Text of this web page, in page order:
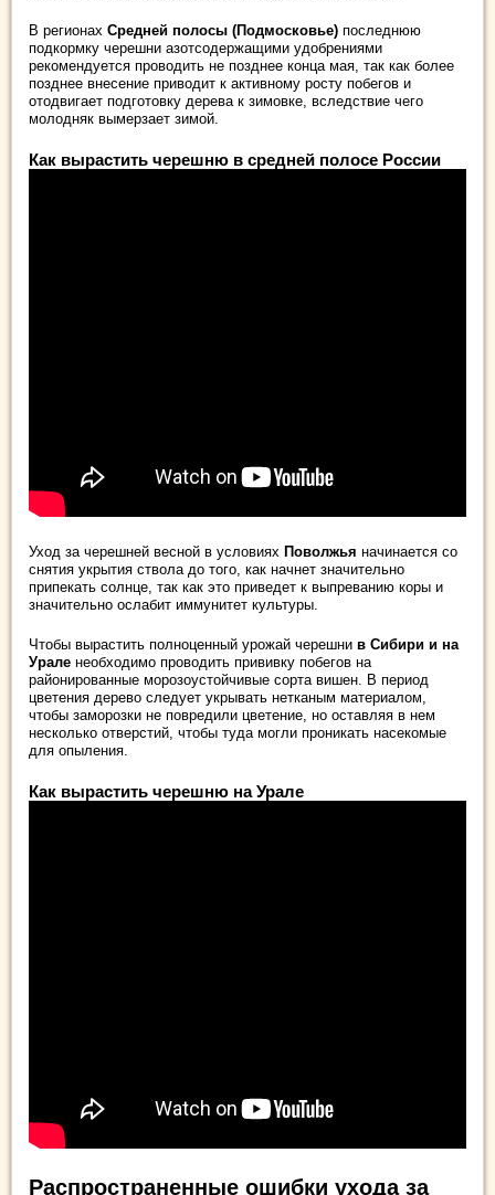
В регионах Средней полосы (Подмосковье) последнюю
подкормку черешни азотсодержащими удобрениями
рекомендуется проводить не позднее конца мая, так как более
позднее внесение приводит к активному росту побегов и
отодвигает подготовку дерева к зимовке, вследствие чего
молодняк вымерзает зимой.
Как вырастить черешню в средней полосе России
Уход за черешней весной в условиях Поволжья начинается со
снятия укрытия ствола до того, как начнет значительно
припекать солнце, так как это приведет к выпреванию коры и
значительно ослабит иммунитет культуры.
Чтобы вырастить полноценный урожай черешни в Сибири и на
Урале необходимо проводить прививку побегов на
районированные морозоустойчивые сорта вишен. В период
цветения дерево следует укрывать нетканым материалом,
чтобы заморозки не повредили цветение, но оставляя в нем
несколько отверстий, чтобы туда могли проникать насекомые
для опыления.
Как вырастить черешню на Урале
Распространенные ошибки ухода за